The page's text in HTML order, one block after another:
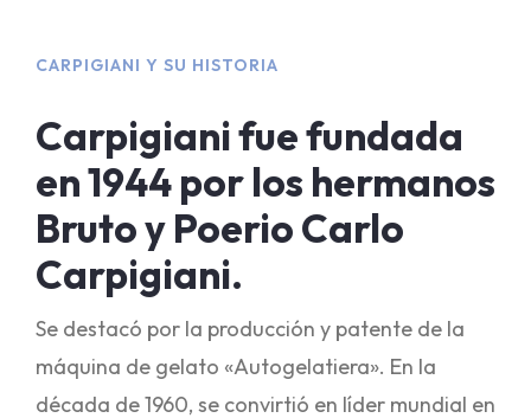
CARPIGIANI Y SU HISTORIA
Carpigiani fue fundada
en 1944 por los hermanos
Bruto y Poerio Carlo
Carpigiani.
Se destacó por la producción y patente de la
máquina de gelato «Autogelatiera». En la
década de 1960, se convirtió en líder mundial en